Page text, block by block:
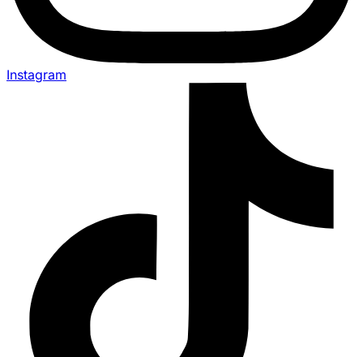
Instagram